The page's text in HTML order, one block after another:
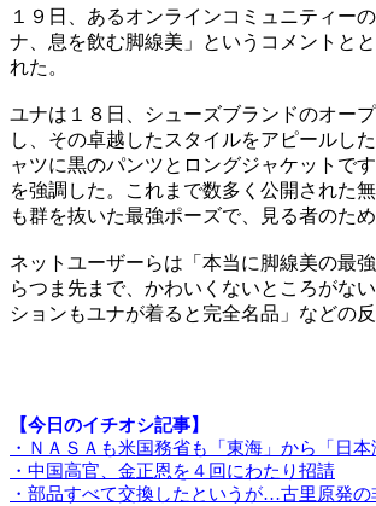
１９日、あるオンラインコミュニティー
ナ、息を飲む脚線美」というコメントと
れた。
ユナは１８日、シューズブランドのオー
し、その卓越したスタイルをアピールし
ャツに黒のパンツとロングジャケットで
を強調した。これまで数多く公開された
も群を抜いた最強ポーズで、見る者のため
ネットユーザーらは「本当に脚線美の最
らつま先まで、かわいくないところがな
ションもユナが着ると完全名品」などの反
【今日のイチオシ記事】
・ＮＡＳＡも米国務省も「東海」から「日
・中国高官、金正恩を４回にわたり招請
・部品すべて交換したというが…古里原発の